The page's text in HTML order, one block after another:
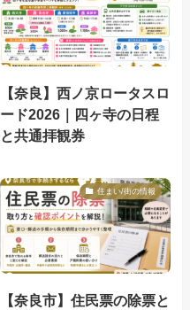
【奈良】西ノ京ロータスロ
ード2026｜四ヶ寺の日程
と共通拝観券
住まい/街の情報
【奈良市】住民票の除票と